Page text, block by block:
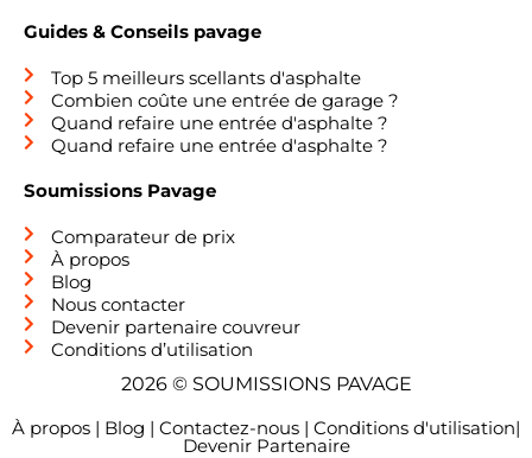
Guides & Conseils pavage
Top 5 meilleurs scellants d'asphalte
Combien coûte une entrée de garage ?
Quand refaire une entrée d'asphalte ?
Quand refaire une entrée d'asphalte ?
Soumissions Pavage
Comparateur de prix
À propos
Blog
Nous contacter
Devenir partenaire couvreur
Conditions d’utilisation
2026 © SOUMISSIONS PAVAGE
À propos | Blog | Contactez-nous | Conditions d'utilisation|
Devenir Partenaire